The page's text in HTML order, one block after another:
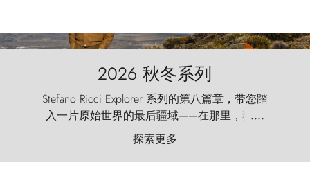
2026 秋冬系列
Stefano Ricci Explorer 系列的第八篇章，带您踏
入一片原始世界的最后疆域——在那里，狂风
以远古的怒号雕琢着自然，而百内塔（Torres
del Paine）则宛如石砌的哨兵，傲然向苍穹发
起挑战。
....
探索更多